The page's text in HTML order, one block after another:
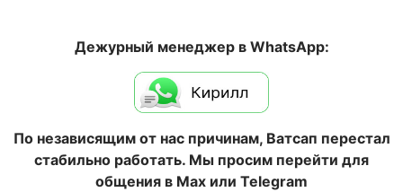
Дежурный менеджер в WhatsApp:
По независящим от нас причинам, Ватсап перестал
стабильно работать. Мы просим перейти для
общения в Max или Telegram